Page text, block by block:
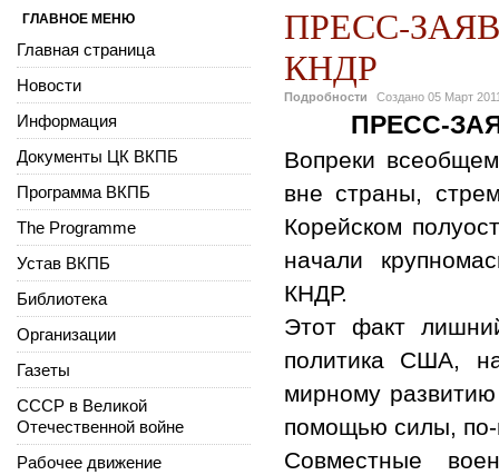
ПРЕСС-
КНДР
Подробности Создано 05 Март
ПРЕСС-
Вопреки
вне страны,
Корейском
начали
КНДР.
Этот факт
политика США,
мирному
помощью силы, по-
Совместные
ГЛАВНОЕ МЕНЮ
Главная страница
Новости
Информация
Документы ЦК ВКПБ
Программа ВКПБ
The Programme
Устав ВКПБ
Библиотека
Организации
Газеты
СССР в Великой
Отечественной войне
Рабочее движение